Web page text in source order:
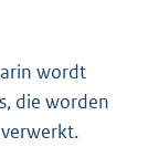
wordt
die worden